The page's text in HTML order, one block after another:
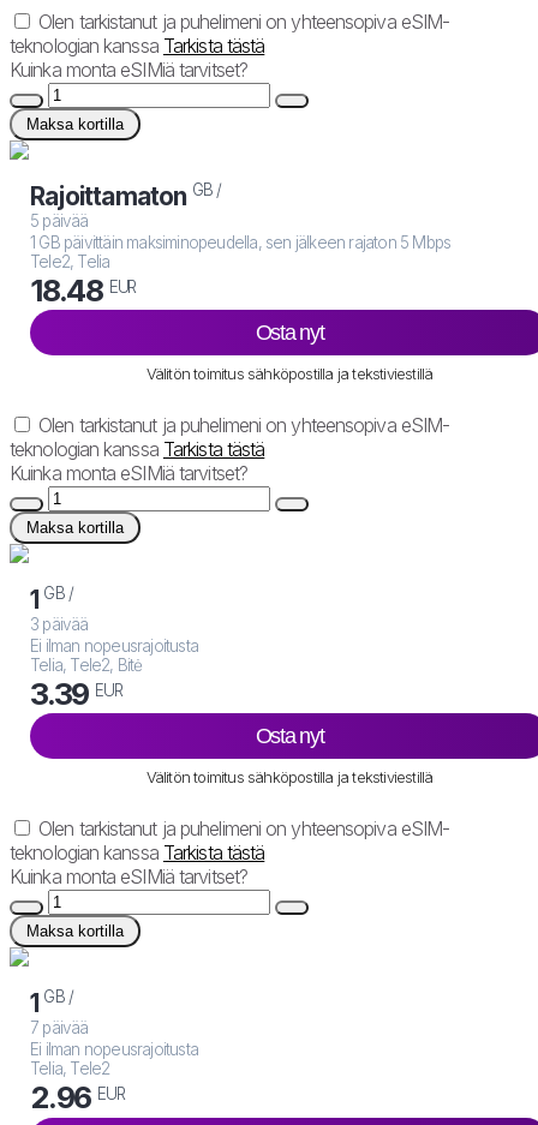
Olen tarkistanut ja puhelimeni on yhteensopiva eSIM-
teknologian kanssa Tarkista tästä
Kuinka monta eSIMiä tarvitset?
Maksa kortilla
Rajoittamaton GB /
5 päivää
1 GB päivittäin maksiminopeudella, sen jälkeen rajaton 5 Mbps
Tele2, Telia
18.48 EUR
Osta nyt
Välitön toimitus sähköpostilla ja tekstiviestillä
Olen tarkistanut ja puhelimeni on yhteensopiva eSIM-
teknologian kanssa Tarkista tästä
Kuinka monta eSIMiä tarvitset?
Maksa kortilla
1 GB /
3 päivää
Ei ilman nopeusrajoitusta
Telia, Tele2, Bitė
3.39 EUR
Osta nyt
Välitön toimitus sähköpostilla ja tekstiviestillä
Olen tarkistanut ja puhelimeni on yhteensopiva eSIM-
teknologian kanssa Tarkista tästä
Kuinka monta eSIMiä tarvitset?
Maksa kortilla
1 GB /
7 päivää
Ei ilman nopeusrajoitusta
Telia, Tele2
2.96 EUR